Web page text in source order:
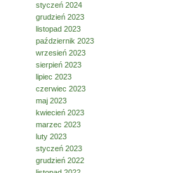
styczeń 2024
grudzień 2023
listopad 2023
październik 2023
wrzesień 2023
sierpień 2023
lipiec 2023
czerwiec 2023
maj 2023
kwiecień 2023
marzec 2023
luty 2023
styczeń 2023
grudzień 2022